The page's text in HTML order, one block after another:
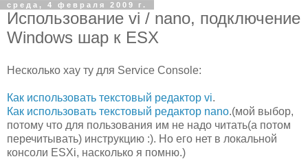
среда, 4 февраля 2009 г.
Использование vi / nano, подключение
Windows шар к ESX
Несколько хау ту для Service Console:
Как использовать текстовый редактор vi.
Как использовать текстовый редактор nano.(мой выбор,
потому что для пользования им не надо читать(а потом
перечитывать) инструкцию :). Но его нет в локальной
консоли ESXi, насколько я помню.)